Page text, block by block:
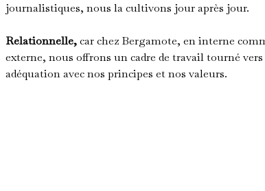
journalistiques, nous la cultivons jour après jour.
Relationnelle,car chez Bergamote, en interne
externe, nous offrons un cadre de travail tourné
adéquation avec nos principes et nos valeurs.